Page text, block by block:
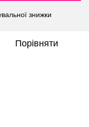
знижки
Порівняти